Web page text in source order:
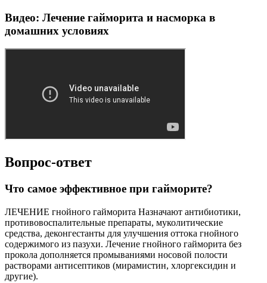
Видео: Лечение гайморита и насморка в
домашних условиях
Вопрос-ответ
Что самое эффективное при гайморите?
ЛЕЧЕНИЕ гнойного гайморита Назначают антибиотики,
противовоспалительные препараты, муколитические
средства, деконгестанты для улучшения оттока гнойного
содержимого из пазухи. Лечение гнойного гайморита без
прокола дополняется промываниями носовой полости
растворами антисептиков (мирамистин, хлоргексидин и
другие).